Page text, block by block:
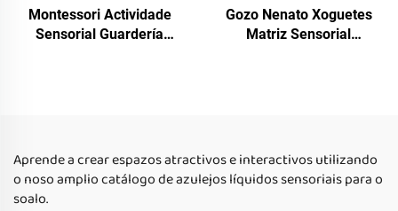
Montessori Actividade
Sensorial Guardería
Gozo Nenato Xoguetes
Matriz Sensorial
Aprende a crear espazos atractivos e interactivos utilizando
o noso amplio catálogo de azulejos líquidos sensoriais para o
soalo.